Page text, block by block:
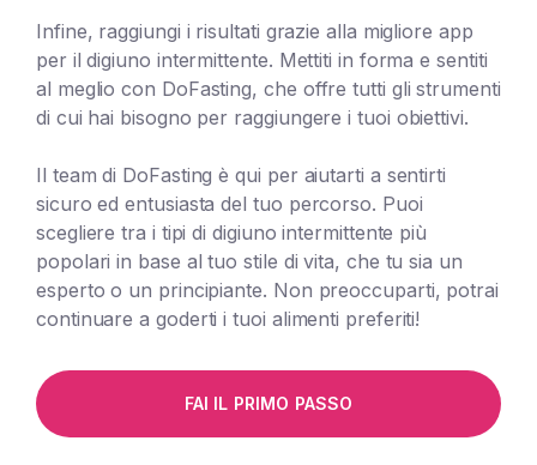
Infine, raggiungi i risultati grazie alla migliore app
per il digiuno intermittente. Mettiti in forma e sentiti
al meglio con DoFasting, che offre tutti gli strumenti
di cui hai bisogno per raggiungere i tuoi obiettivi.
Il team di DoFasting è qui per aiutarti a sentirti
sicuro ed entusiasta del tuo percorso. Puoi
scegliere tra i tipi di digiuno intermittente più
popolari in base al tuo stile di vita, che tu sia un
esperto o un principiante. Non preoccuparti, potrai
continuare a goderti i tuoi alimenti preferiti!
FAI IL PRIMO PASSO